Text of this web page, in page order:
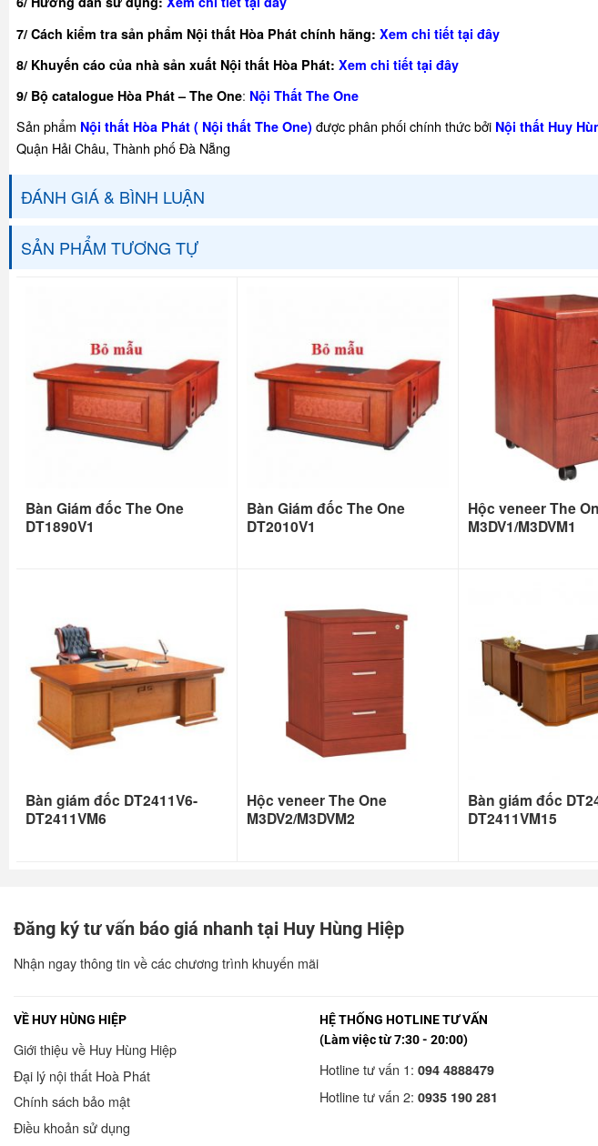
7/ Cách kiểm tra sản phẩm Nội thất Hòa Phát chính hãng: Xem chi tiết tại đây
8/ Khuyến cáo của nhà sản xuất Nội thất Hòa Phát: Xem chi tiết tại đây
9/ Bộ catalogue Hòa Phát – The One: Nội Thất The One
Sản phẩm Nội thất Hòa Phát ( Nội thất The One) được phân phối chính thức bởi Nội thất Huy
Quận Hải Châu, Thành phố Đà Nẵng
ĐÁNH GIÁ & BÌNH LUẬN
SẢN PHẨM TƯƠNG TỰ
Bàn Giám đốc The One
DT1890V1
Bàn Giám đốc The One
DT2010V1
Hộc veneer The
M3DV1/M3DVM1
Bàn giám đốc DT2411V6-
DT2411VM6
Hộc veneer The One
M3DV2/M3DVM2
Bàn giám đốc
DT2411VM15
Đăng ký tư vấn báo giá nhanh tại Huy Hùng Hiệp
Nhận ngay thông tin về các chương trình khuyến mãi
VỀ HUY HÙNG HIỆP
Giới thiệu về Huy Hùng Hiệp
Đại lý nội thất Hoà Phát
Chính sách bảo mật
Điều khoản sử dụng
HỆ THỐNG HOTLINE TƯ VẤN
(Làm việc từ 7:30 - 20:00)
Hotline tư vấn 1: 094 4888479
Hotline tư vấn 2: 0935 190 281